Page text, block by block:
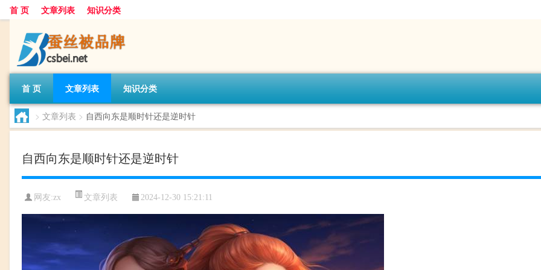
首 页 文章列表 知识分类
首 页 文章列表 知识分类
> 文章列表 > 自西向东是顺时针还是逆时针
自西向东是顺时针还是逆时针
网友:zx 文章列表 2024-12-30 15:21:11